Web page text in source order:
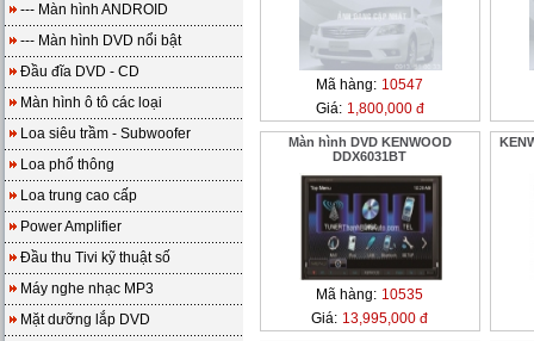
--- Màn hình ANDROID
--- Màn hình DVD nổi bật
Đầu đĩa DVD - CD
Màn hình ô tô các loại
Loa siêu trầm - Subwoofer
Loa phổ thông
Loa trung cao cấp
Power Amplifier
Đầu thu Tivi kỹ thuật số
Máy nghe nhạc MP3
Mặt dưỡng lắp DVD
Mã hàng: 10547
Giá: 1,800,000 đ
Màn hình DVD KENWOOD
DDX6031BT
Mã hàng: 10535
Giá: 13,995,000 đ